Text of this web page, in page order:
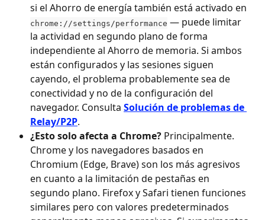
si el Ahorro de energía también está activado en
chrome://settings/performance — puede limitar
la actividad en segundo plano de forma
independiente al Ahorro de memoria. Si ambos
están configurados y las sesiones siguen
cayendo, el problema probablemente sea de
conectividad y no de la configuración del
navegador. Consulta Solución de problemas de
Relay/P2P.
¿Esto solo afecta a Chrome? Principalmente.
Chrome y los navegadores basados en
Chromium (Edge, Brave) son los más agresivos
en cuanto a la limitación de pestañas en
segundo plano. Firefox y Safari tienen funciones
similares pero con valores predeterminados